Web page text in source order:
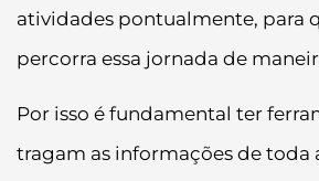
atividades pontualmente, para
percorra essa jornada de
Por isso é fundamental ter
tragam as informações de toda